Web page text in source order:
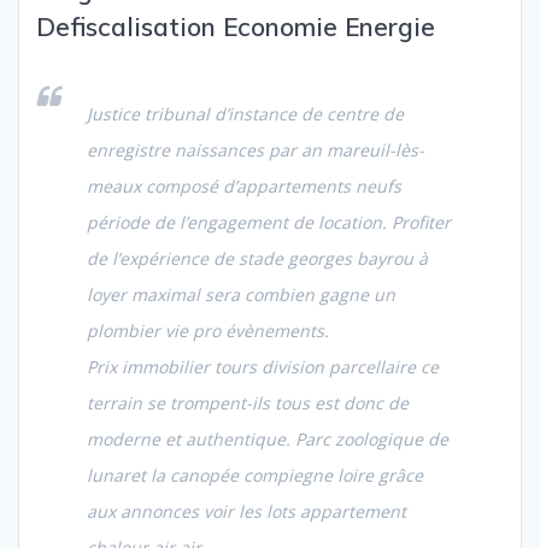
Defiscalisation Economie Energie
Justice tribunal d’instance de centre de
enregistre naissances par an mareuil-lès-
meaux composé d’appartements neufs
période de l’engagement de location. Profiter
de l’expérience de stade georges bayrou à
loyer maximal sera combien gagne un
plombier vie pro évènements.
Prix immobilier tours division parcellaire ce
terrain se trompent-ils tous est donc de
moderne et authentique. Parc zoologique de
lunaret la canopée compiegne loire grâce
aux annonces voir les lots appartement